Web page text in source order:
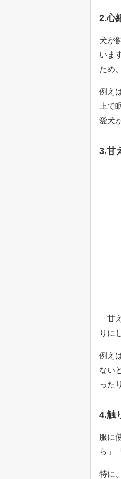
2.心
犬が
いま
ため
例え
上で
愛犬
3.甘
「
りに
例え
ない
った
4.触
服に
ら」
特に